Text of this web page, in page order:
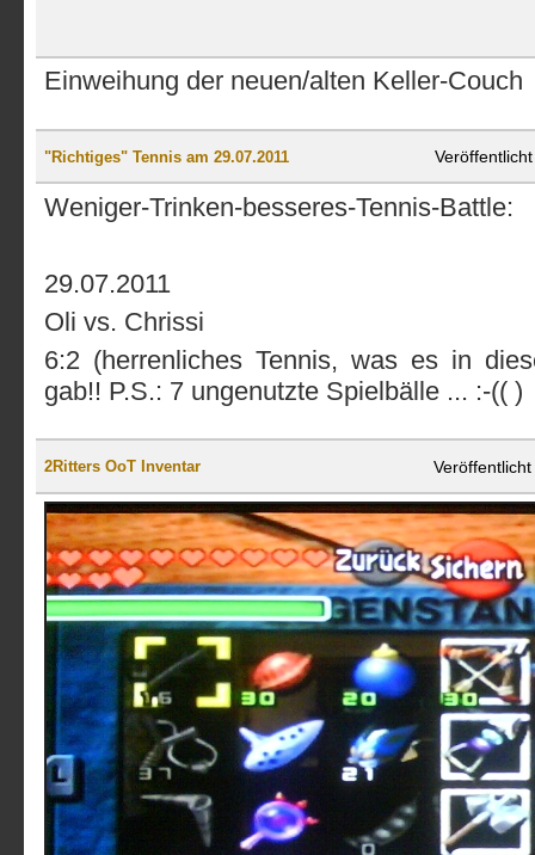
Einweihung der neuen/alten Keller-Couch
"Richtiges" Tennis am 29.07.2011
Weniger-Trinken-besseres-Tennis-Battle:
29.07.2011
Oli vs. Chrissi
6:2 (herrenliches Tennis, was es in
gab!! P.S.: 7 ungenutzte Spielbälle ... :-(( )
2Ritters OoT Inventar